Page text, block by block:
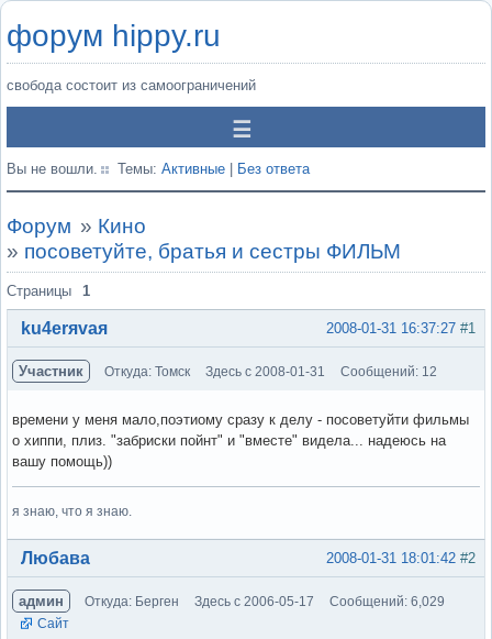
форум hippy.ru
свобода состоит из самоограничений
Вы не вошли. Темы: Активные Без ответа
Форум » Кино
» посоветуйте, братья и сестры ФИЛЬМ
Страницы 1
#1
2008-01-31 16:37:27
ku4erяvaя
Участник Откуда: Томск Здесь с 2008-01-31 Сообщений: 12
времени у меня мало,поэтиому сразу к делу - посоветуйти фильмы
о хиппи, плиз. "забриски пойнт" и "вместе" видела... надеюсь на
вашу помощь))
я знаю, что я знаю.
Вне форума #2
2008-01-31 18:01:42
Любава
админ Откуда: Берген Здесь с 2006-05-17
Сообщений: 6,029
Сайт